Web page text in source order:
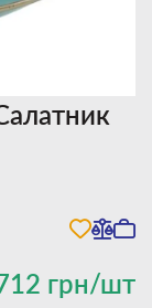
грн/шт